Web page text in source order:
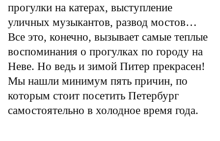
прогулки на катерах, выступление
уличных музыкантов, развод мостов…
Все это, конечно, вызывает самые теплые
воспоминания о прогулках по городу на
Неве. Но ведь и зимой Питер прекрасен!
Мы нашли минимум пять причин, по
которым стоит посетить Петербург
самостоятельно в холодное время года.